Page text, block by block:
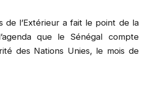
de l’Extérieur a fait le point de la
que le Sénégal compte
des Nations Unies, le mois de